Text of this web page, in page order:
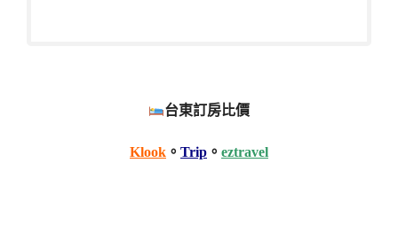
台東訂房比價
Klook 。 Trip 。 eztravel